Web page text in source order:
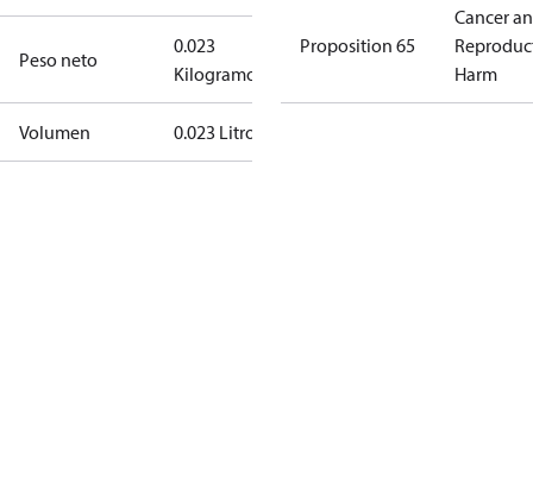
Peso neto
0.023
Kilogramo
Volumen 0.023 Litro
Proposition 65
Cancer
Harm